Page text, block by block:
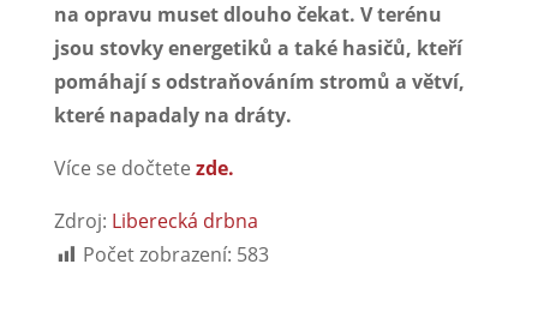
na opravu muset dlouho čekat. V terénu
jsou stovky energetiků a také hasičů, kteří
pomáhají s odstraňováním stromů a větví,
které napadaly na dráty.
Více se dočtete zde.
Zdroj: Liberecká drbna
Počet zobrazení: 583